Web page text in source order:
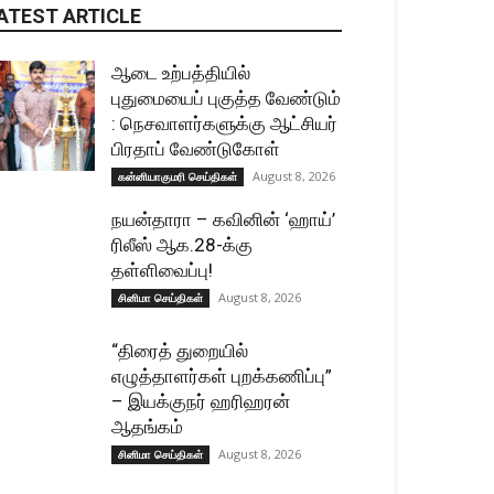
ARTICLE
ஆடை உற்பத்தியில்
புதுமையைப் புகுத்த வேண்டும்
: நெசவாளர்களுக்கு ஆட்சியர்
பிரதாப் வேண்டுகோள்
கன்னியாகுமரி செய்திகள் August 8, 2026
நயன்தாரா – கவினின் ‘ஹாய்’
ரிலீஸ் ஆக.28-க்கு
தள்ளிவைப்பு!
சினிமா செய்திகள் August 8, 2026
“திரைத் துறையில்
எழுத்தாளர்கள் புறக்கணிப்பு”
– இயக்குநர் ஹரிஹரன்
ஆதங்கம்
சினிமா செய்திகள் August 8, 2026